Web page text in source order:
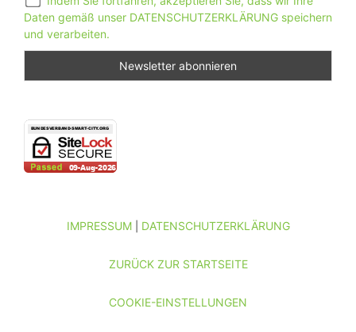
Daten gemäß unser DATENSCHUTZERKLÄRUNG speichern
und verarbeiten.
IMPRESSUM| DATENSCHUTZERKLÄRUNG
ZURÜCK ZUR STARTSEITE
COOKIE-EINSTELLUNGEN